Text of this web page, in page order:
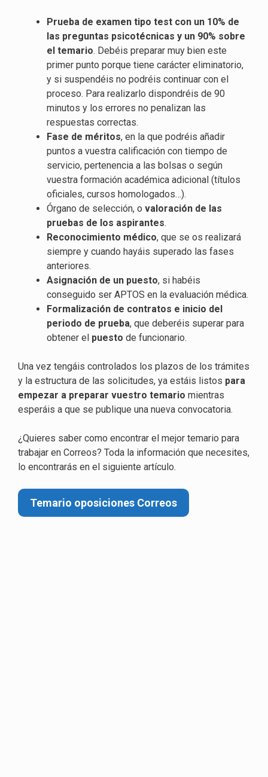
Prueba de examen tipo test con un 10% de
las preguntas psicotécnicas y un 90% sobre
el temario. Debéis preparar muy bien este
primer punto porque tiene carácter eliminatorio,
y si suspendéis no podréis continuar con el
proceso. Para realizarlo dispondréis de 90
minutos y los errores no penalizan las
respuestas correctas.
Fase de méritos, en la que podréis añadir
puntos a vuestra calificación con tiempo de
servicio, pertenencia a las bolsas o según
vuestra formación académica adicional (títulos
oficiales, cursos homologados…).
Órgano de selección, o valoración de las
pruebas de los aspirantes.
Reconocimiento médico, que se os realizará
siempre y cuando hayáis superado las fases
anteriores.
Asignación de un puesto, si habéis
conseguido ser APTOS en la evaluación médica.
Formalización de contratos e inicio del
periodo de prueba, que deberéis superar para
obtener el puesto de funcionario.
Una vez tengáis controlados los plazos de los trámites
y la estructura de las solicitudes, ya estáis listos para
empezar a preparar vuestro temario mientras
esperáis a que se publique una nueva convocatoria.
¿Quieres saber como encontrar el mejor temario para
trabajar en Correos? Toda la información que necesites,
lo encontrarás en el siguiente artículo.
Temario oposiciones Correos